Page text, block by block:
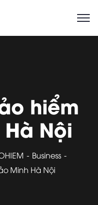
hiểm
Nội
Business
Minh Hà Nội